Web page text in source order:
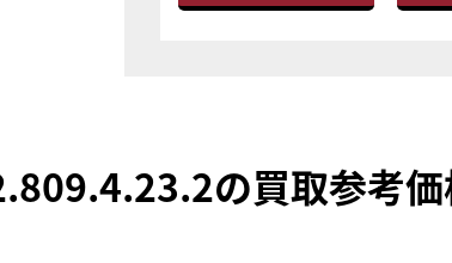
の買取参考